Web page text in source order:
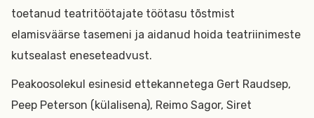
toetanud teatritöötajate töötasu tõstmist
elamisväärse tasemeni ja aidanud hoida teatriinimeste
kutsealast eneseteadvust.
Peakoosolekul esinesid ettekannetega Gert Raudsep,
Peep Peterson (külalisena), Reimo Sagor, Siret